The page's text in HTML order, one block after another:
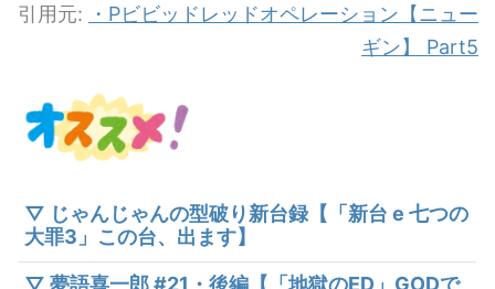
引用元:
・Pビビッドレッドオペレーション【ニュー
ギン】 Part5
▽ じゃんじゃんの型破り新台録【「新台 e 七つの
大罪3」この台、出ます】
▽ 夢語喜一郎 #21・後編【「地獄のED」GODで